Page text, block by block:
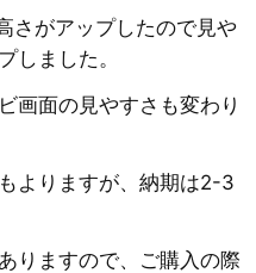
さがアップしたので見や
しました。
画面の見やすさも変わり
よりますが、納期は2-3
りますので、ご購入の際